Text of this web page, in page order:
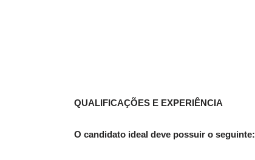
QUALIFICAÇÕES E EXPERIÊNCIA
O candidato ideal deve possuir o seguinte: